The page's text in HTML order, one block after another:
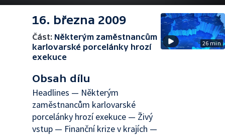
16. března 2009
Část: Některým zaměstnancům
karlovarské porcelánky hrozí
exekuce
Obsah dílu
Headlines — Některým
zaměstnancům karlovarské
porcelánky hrozí exekuce — Živý
vstup — Finanční krize v krajích —
26 min